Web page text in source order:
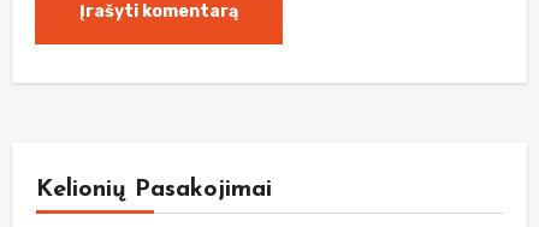
Kelionių Pasakojimai